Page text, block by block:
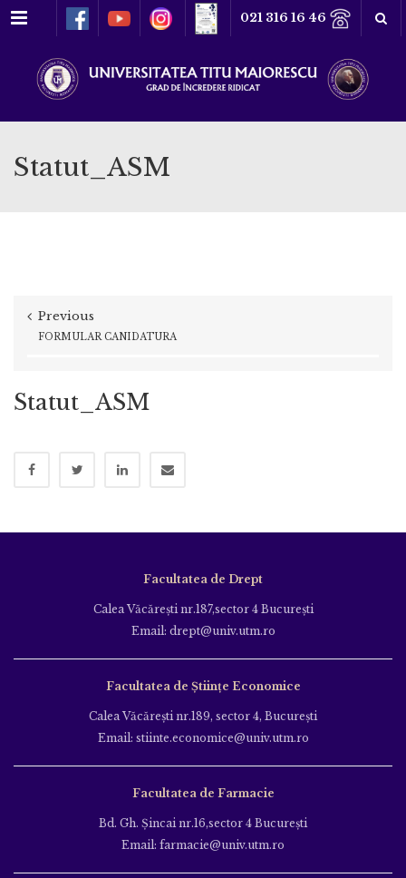
Meniu 021 316 16 46
Statut_ASM
Previous
FORMULAR CANIDATURA
Statut_ASM
Facultatea de Drept
Calea Văcăreşti nr.187,sector 4 Bucureşti
Email: drept@univ.utm.ro
Facultatea de Științe Economice
Calea Văcăreşti nr.189, sector 4, Bucureşti
Email: stiinte.economice@univ.utm.ro
Facultatea de Farmacie
Bd. Gh. Şincai nr.16,sector 4 Bucureşti
Email: farmacie@univ.utm.ro